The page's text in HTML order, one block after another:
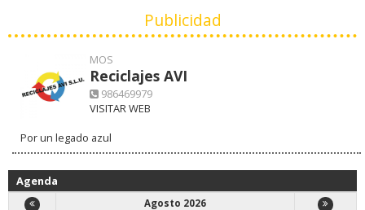
Publicidad
MOS
Reciclajes AVI
986469979
VISITAR WEB
Por un legado azul
Agenda
Agosto 2026